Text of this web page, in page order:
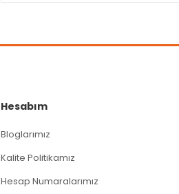
Hesabım
Bloglarımız
Kalite Politikamız
Hesap Numaralarımız